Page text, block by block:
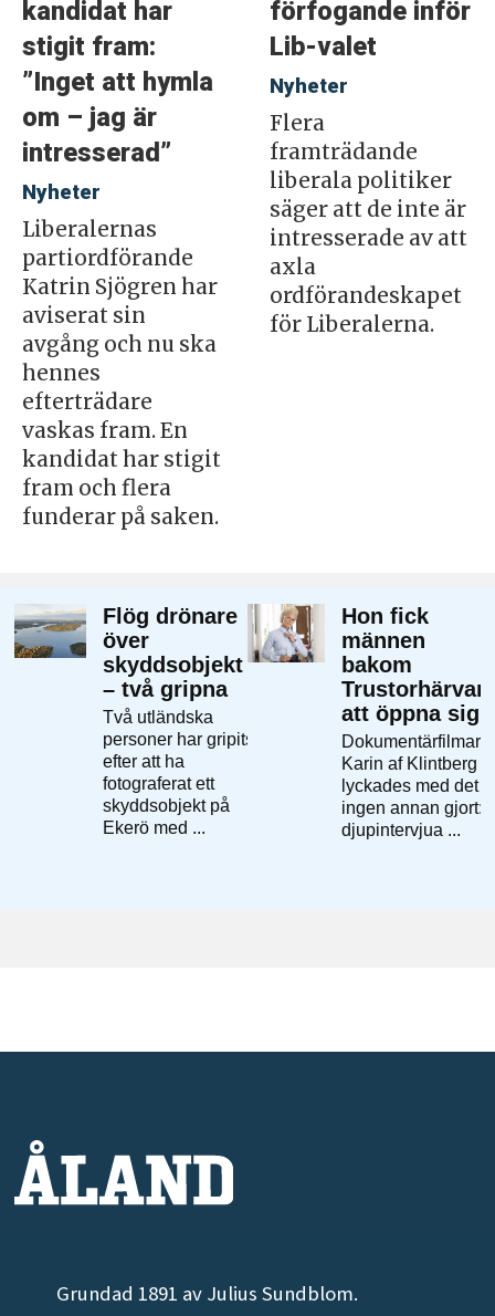
kandidat har
stigit fram:
”Inget att hymla
om – jag är
intresserad”
Nyheter
Liberalernas
partiordförande
Katrin Sjögren har
aviserat sin
avgång och nu ska
hennes
efterträdare
vaskas fram. En
kandidat har stigit
fram och flera
funderar på saken.
förfogande inför
Lib-valet
Nyheter
Flera
framträdande
liberala politiker
säger att de inte är
intresserade av att
axla
ordförandeskapet
för Liberalerna.
Grundad 1891 av Julius Sundblom.